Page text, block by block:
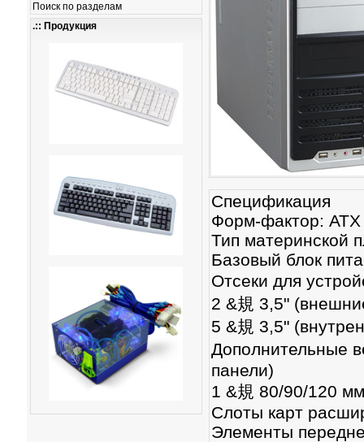
Поиск по разделам
.:: Продукция
Спецификация
Форм-фактор: ATX
Тип материнской
Базовый блок
Отсеки для
2 &規 3,5"
5 &規 3,5"
Дополнительные
панели)
1 &規 80/90/120
Слоты карт
Элементы